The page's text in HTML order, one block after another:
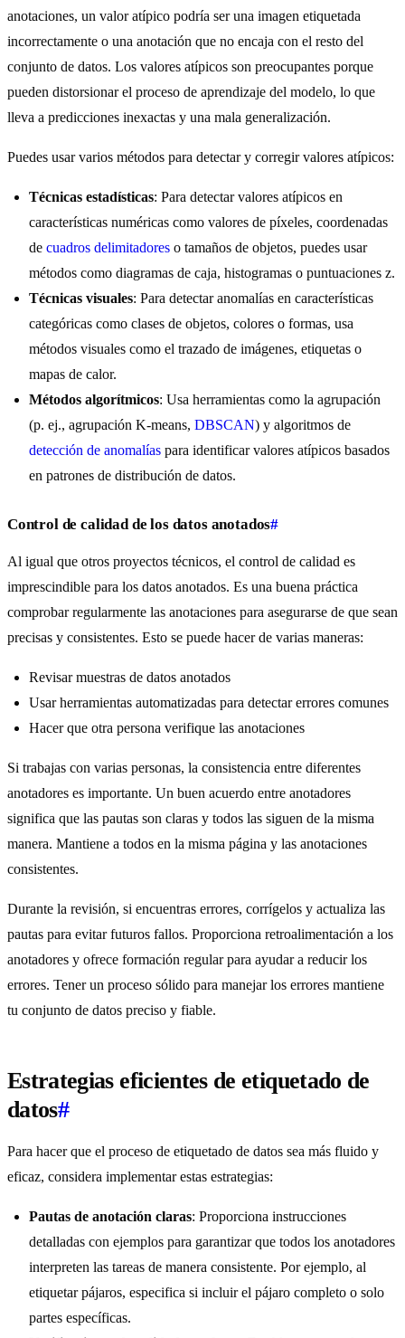
anotaciones, un valor atípico podría ser una imagen etiquetada
incorrectamente o una anotación que no encaja con el resto del
conjunto de datos. Los valores atípicos son preocupantes porque
pueden distorsionar el proceso de aprendizaje del modelo, lo que
lleva a predicciones inexactas y una mala generalización.
Puedes usar varios métodos para detectar y corregir valores atípicos:
Técnicas estadísticas: Para detectar valores atípicos en
características numéricas como valores de píxeles, coordenadas
de cuadros delimitadores o tamaños de objetos, puedes usar
métodos como diagramas de caja, histogramas o puntuaciones z.
Técnicas visuales: Para detectar anomalías en características
categóricas como clases de objetos, colores o formas, usa
métodos visuales como el trazado de imágenes, etiquetas o
mapas de calor.
Métodos algorítmicos: Usa herramientas como la agrupación
(p. ej., agrupación K-means, DBSCAN) y algoritmos de
detección de anomalías para identificar valores atípicos basados
en patrones de distribución de datos.
Control de calidad de los datos anotados#
Al igual que otros proyectos técnicos, el control de calidad es
imprescindible para los datos anotados. Es una buena práctica
comprobar regularmente las anotaciones para asegurarse de que sean
precisas y consistentes. Esto se puede hacer de varias maneras:
Revisar muestras de datos anotados
Usar herramientas automatizadas para detectar errores comunes
Hacer que otra persona verifique las anotaciones
Si trabajas con varias personas, la consistencia entre diferentes
anotadores es importante. Un buen acuerdo entre anotadores
significa que las pautas son claras y todos las siguen de la misma
manera. Mantiene a todos en la misma página y las anotaciones
consistentes.
Durante la revisión, si encuentras errores, corrígelos y actualiza las
pautas para evitar futuros fallos. Proporciona retroalimentación a los
anotadores y ofrece formación regular para ayudar a reducir los
errores. Tener un proceso sólido para manejar los errores mantiene
tu conjunto de datos preciso y fiable.
Estrategias eficientes de etiquetado de
datos#
Para hacer que el proceso de etiquetado de datos sea más fluido y
eficaz, considera implementar estas estrategias:
Pautas de anotación claras: Proporciona instrucciones
detalladas con ejemplos para garantizar que todos los anotadores
interpreten las tareas de manera consistente. Por ejemplo, al
etiquetar pájaros, especifica si incluir el pájaro completo o solo
partes específicas.